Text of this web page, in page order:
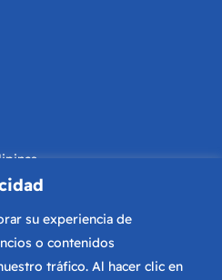
su experiencia de
o contenidos
tráfico. Al hacer clic en
-